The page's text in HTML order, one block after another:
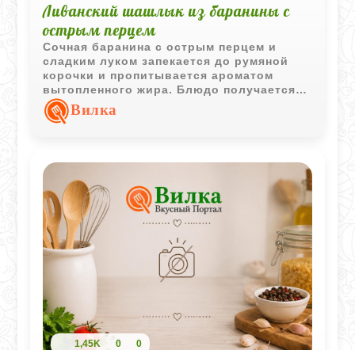
Ливанский шашлык из баранины с
острым перцем
Сочная баранина с острым перцем и
сладким луком запекается до румяной
корочки и пропитывается ароматом
вытопленного жира. Блюдо получается
насыщенным, пряным и отлично
сочетается со свежими помидорами и
Вилка
1,45K 0 0